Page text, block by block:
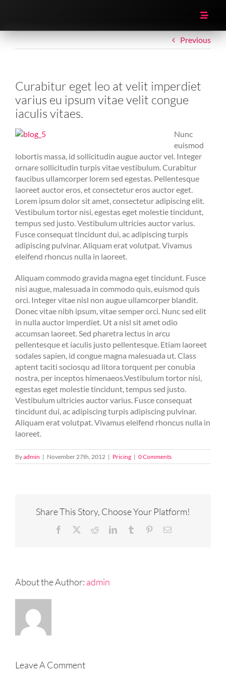
Toggle
HOME
RESUME
Michael vs. Food
Previous
Curabitur eget leo at velit imperdiet
varius eu ipsum vitae velit congue
iaculis vitaes.
Nunc
euismod
lobortis massa, id sollicitudin augue auctor vel. Integer
ornare sollicitudin turpis vitae vestibulum. Curabitur
faucibus ullamcorper lorem sed egestas. Pellentesque
laoreet auctor eros, et consectetur eros auctor eget.
Lorem ipsum dolor sit amet, consectetur adipiscing elit.
Vestibulum tortor nisi, egestas eget molestie tincidunt,
tempus sed justo. Vestibulum ultricies auctor varius.
Fusce consequat tincidunt dui, ac adipiscing turpis
adipiscing pulvinar. Aliquam erat volutpat. Vivamus
eleifend rhoncus nulla in laoreet.
Aliquam commodo gravida magna eget tincidunt. Fusce
nisi augue, malesuada in commodo quis, euismod quis
orci. Integer vitae nisl non augue ullamcorper blandit.
Donec vitae nibh ipsum, vitae semper orci. Nunc sed elit
in nulla auctor imperdiet. Ut a nisl sit amet odio
accumsan laoreet. Sed pharetra lectus in arcu
pellentesque et iaculis justo pellentesque. Etiam laoreet
sodales sapien, id congue magna malesuada ut. Class
aptent taciti sociosqu ad litora torquent per conubia
nostra, per inceptos himenaeos.Vestibulum tortor nisi,
egestas eget molestie tincidunt, tempus sed justo.
Vestibulum ultricies auctor varius. Fusce consequat
tincidunt dui, ac adipiscing turpis adipiscing pulvinar.
Aliquam erat volutpat. Vivamus eleifend rhoncus nulla in
laoreet.
Byadmin | November 27th, 2012 | Pricing | 0 Comments
Share This Story, Choose Your Platform!
Facebook RedditLinkedInTumblr PinterestEmail
About the Author: admin
Leave A Comment